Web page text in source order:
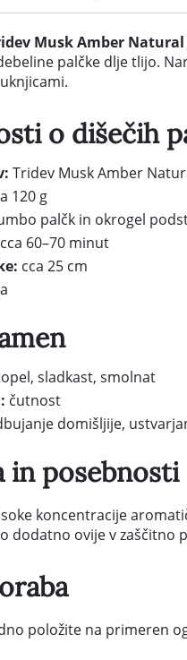
Musk Amber
palčke dlje tlijo.
o dišečih
Tridev Musk Amber
120 g
palčk in okrogel
cca 60–70 minut
cca 25 cm
sladkast, smolnat
čutnost
domišljije,
in posebnosti
koncentracije
dodatno ovije v zaščitno
položite na primeren